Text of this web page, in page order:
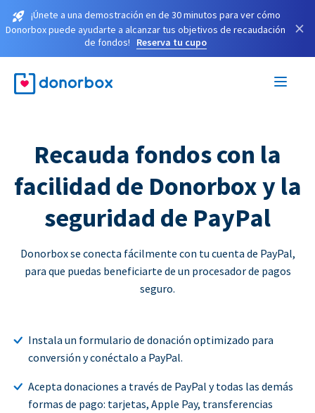
¡Únete a una demostración en de 30 minutos para ver cómo
Donorbox puede ayudarte a alcanzar tus objetivos de recaudación
de fondos!
Reserva tu cupo
×
Recauda fondos con la
facilidad de Donorbox y la
seguridad de PayPal
Donorbox se conecta fácilmente con tu cuenta de PayPal,
para que puedas beneficiarte de un procesador de pagos
seguro.
Instala un formulario de donación optimizado para
conversión y conéctalo a PayPal.
Acepta donaciones a través de PayPal y todas las demás
formas de pago: tarjetas, Apple Pay, transferencias